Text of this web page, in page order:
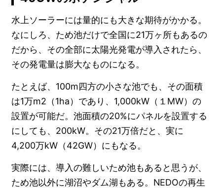
水上ソーラーには量的にも大きな期待がかかる。
なにしろ、ため池だけで全国に21万ヶ所もあるの
だから、その全部に太陽光発電が導入されたら、
その発電量は膨大なものになる。
たとえば、100m四方の小さな池でも、その面積
は1万m2（1ha）であり、1,000kW（１MW）の
設置が可能だ。池面積の20%にパネルを設置する
にしても、200kW。その21万倍だと、実に
4,200万kW（42GW）にもなる。
実際には、導入の難しいため池もあると思うが、
ため池以外に湖沼やダム湖もある。NEDOの再生